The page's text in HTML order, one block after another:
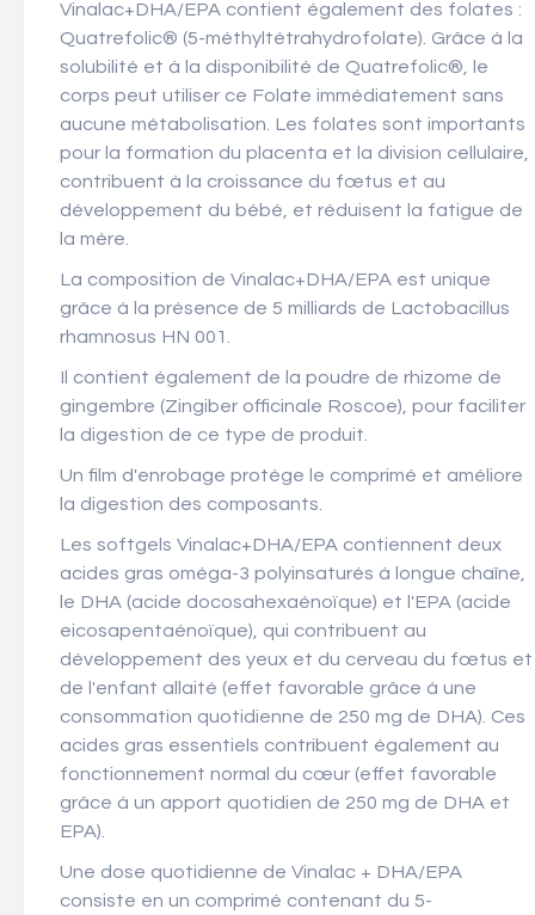
Vinalac+DHA/EPA contient également des folates :
Quatrefolic® (5-méthyltétrahydrofolate). Grâce à la
solubilité et à la disponibilité de Quatrefolic®, le
corps peut utiliser ce Folate immédiatement sans
aucune métabolisation. Les folates sont importants
pour la formation du placenta et la division cellulaire,
contribuent à la croissance du fœtus et au
développement du bébé, et réduisent la fatigue de
la mère.
La composition de Vinalac+DHA/EPA est unique
grâce à la présence de 5 milliards de Lactobacillus
rhamnosus HN 001.
Il contient également de la poudre de rhizome de
gingembre (Zingiber officinale Roscoe), pour faciliter
la digestion de ce type de produit.
Un film d'enrobage protège le comprimé et améliore
la digestion des composants.
Les softgels Vinalac+DHA/EPA contiennent deux
acides gras oméga-3 polyinsaturés à longue chaîne,
le DHA (acide docosahexaénoïque) et l'EPA (acide
eicosapentaénoïque), qui contribuent au
développement des yeux et du cerveau du fœtus et
de l'enfant allaité (effet favorable grâce à une
consommation quotidienne de 250 mg de DHA). Ces
acides gras essentiels contribuent également au
fonctionnement normal du cœur (effet favorable
grâce à un apport quotidien de 250 mg de DHA et
EPA).
Une dose quotidienne de Vinalac + DHA/EPA
consiste en un comprimé contenant du 5-